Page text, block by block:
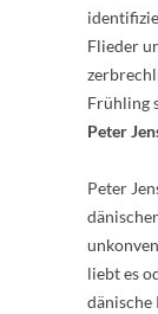
Flieder
Frühling
Peter
Peter
liebt es
dänische